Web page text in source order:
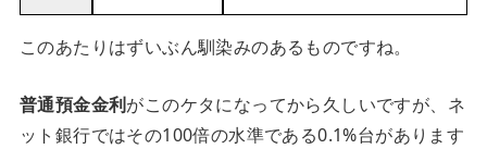
このあたりはずいぶん馴染みのあるものですね。
普通預金金利がこのケタになってから久しいですが、ネ
ット銀行ではその100倍の水準である0.1%台があります